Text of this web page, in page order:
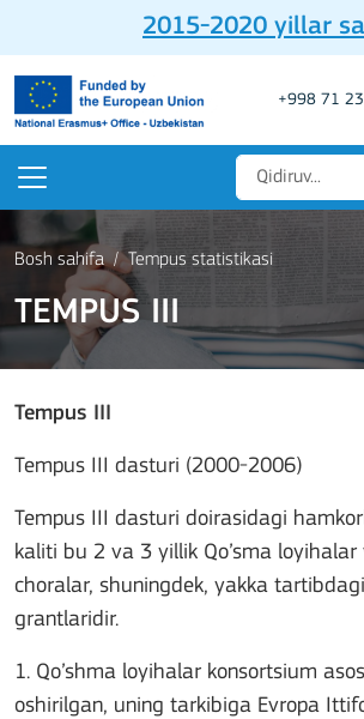
2015-2020 yillar
+998 71
Bosh sahifa Tempus statistikasi
TEMPUS III
Tempus III
Tempus III dasturi (2000-2006)
Tempus III dasturi doirasidagi
kaliti bu 2 va 3 yillik Qo’sma
choralar, shuningdek, yakka
grantlaridir.
1. Qo’shma loyihalar konsortsium
oshirilgan, uning tarkibiga Evropa